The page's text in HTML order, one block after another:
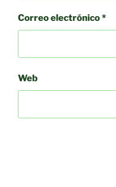
Correo electrónico*
Web